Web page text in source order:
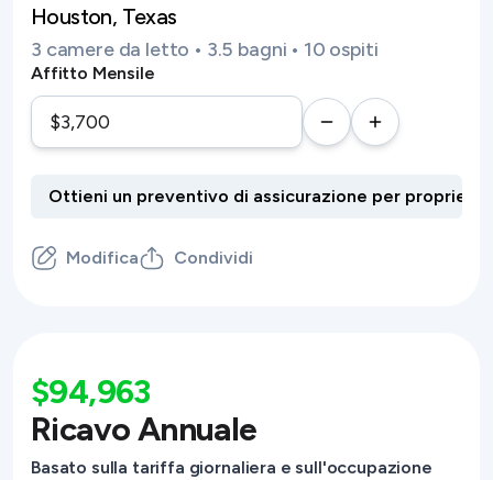
Houston, Texas
3 camere da letto • 3.5 bagni • 10 ospiti
Affitto Mensile
Modifica Condividi
$94,963
Ricavo Annuale
Basato sulla tariffa giornaliera e sull'occupazione